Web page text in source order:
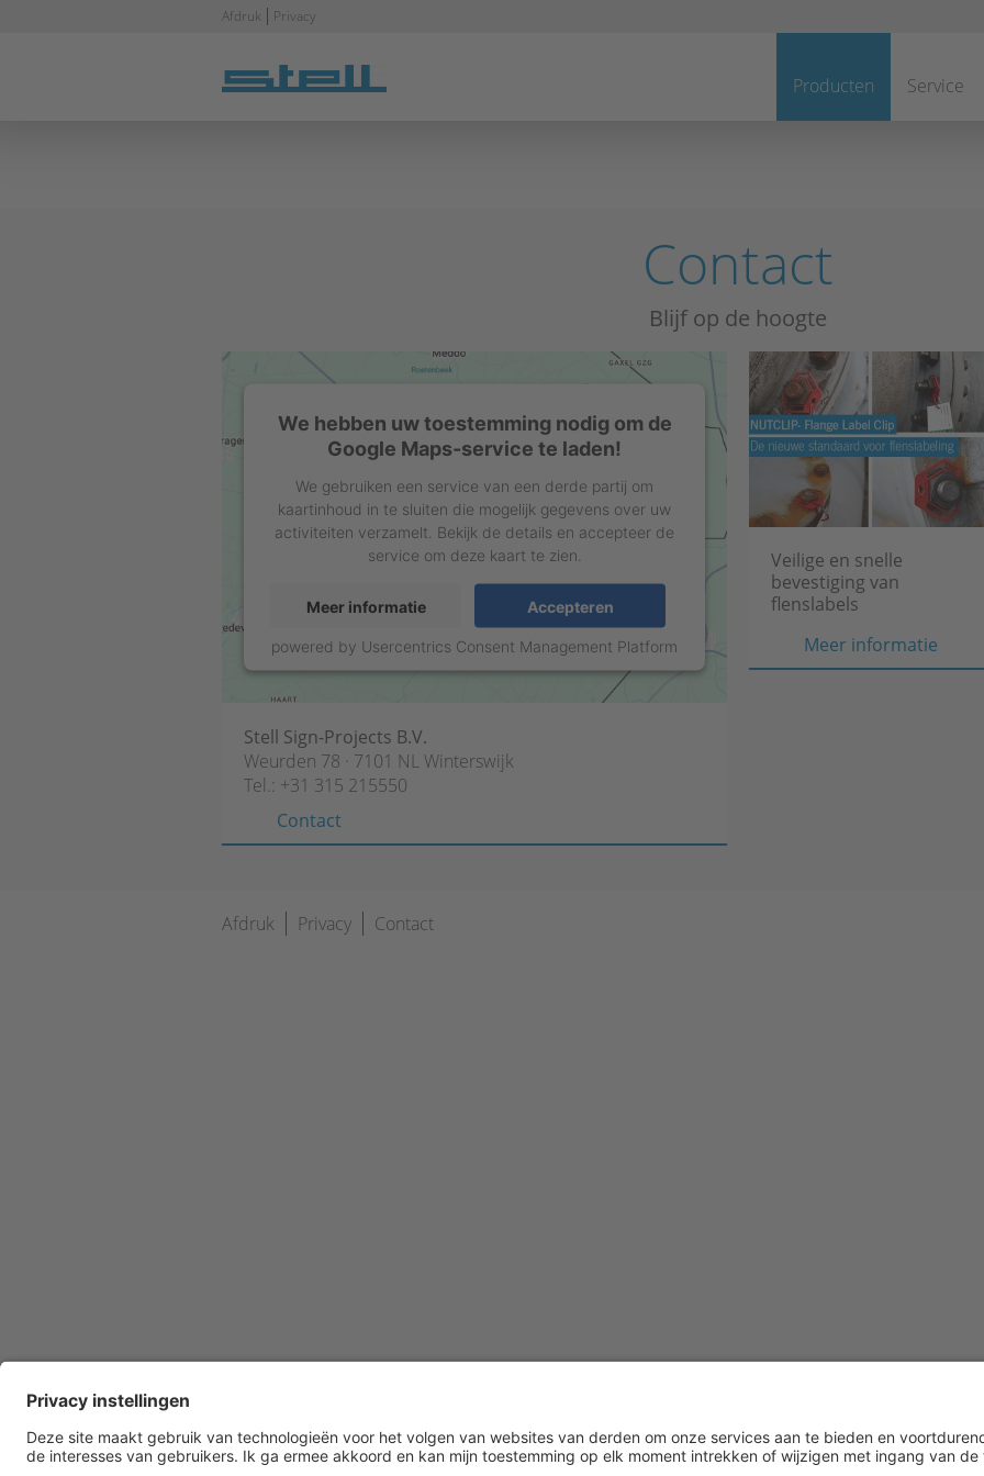
Producten Service
Navigatie
Afdruk Privacy
Contact
Blijf op de hoogte
We hebben uw toestemming nodig om de
Google Maps-service te laden!
We gebruiken een service van een derde partij om
kaartinhoud in te sluiten die mogelijk gegevens over uw
activiteiten verzamelt. Bekijk de details en accepteer de
service om deze kaart te zien.
Meer informatie Accepteren
powered by Usercentrics Consent Management Platform
Stell Sign-Projects B.V.
Weurden 78 · 7101 NL Winterswijk
Tel.: +31 315 215550
Contact
Veilige en snelle
bevestiging van
flenslabels
Meer informatie
en
Navigatie
Afdruk Privacy Contact